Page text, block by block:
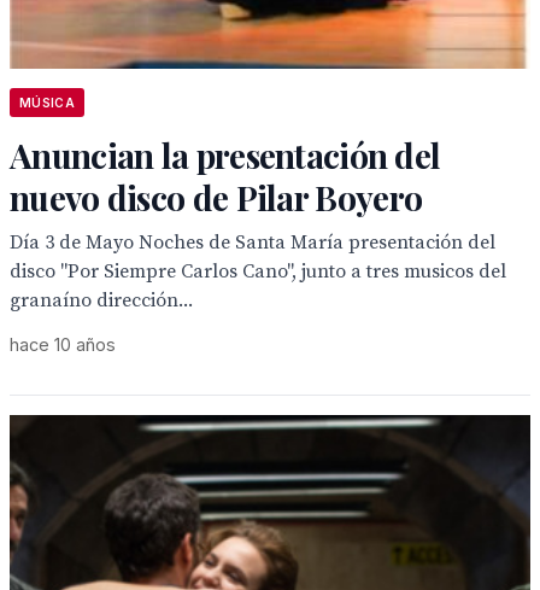
MÚSICA
Anuncian la presentación del
nuevo disco de Pilar Boyero
Día 3 de Mayo Noches de Santa María presentación del
disco "Por Siempre Carlos Cano", junto a tres musicos del
granaíno dirección...
hace 10 años